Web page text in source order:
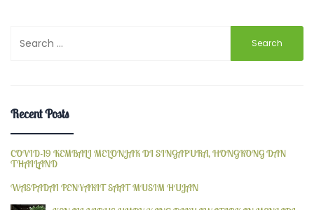
for:
Recent Posts
COVID-19 KEMBALI MELONJAK DI SINGAPURA, HONGKONG DAN
THAILAND
WASPADAI PENYAKIT SAAT MUSIM HUJAN